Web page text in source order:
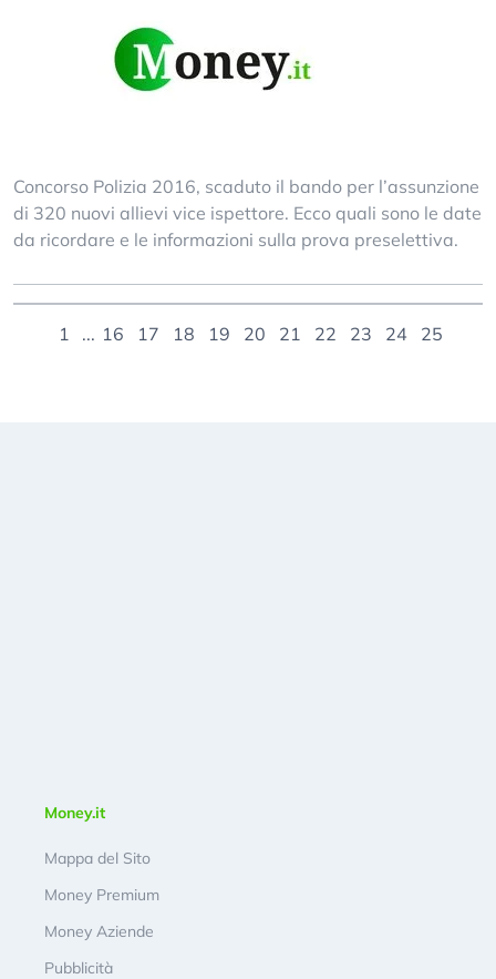
Concorso Polizia 2016, scaduto il bando per l’assunzione
di 320 nuovi allievi vice ispettore. Ecco quali sono le date
da ricordare e le informazioni sulla prova preselettiva.
1 ... 16 17 18 19 20 21 22 23 24 25
Money.it
Mappa del Sito
Money Premium
Money Aziende
Pubblicità